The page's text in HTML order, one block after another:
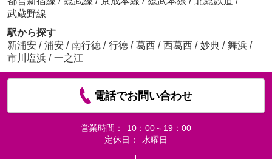
武蔵野線
駅から探す
新浦安 / 浦安 / 南行徳 / 行徳 / 葛西 / 西葛西 / 妙典 / 舞浜 /
市川塩浜 / 一之江
電話でお問い合わせ
営業時間：
10：00～19：00
定休日：
水曜日